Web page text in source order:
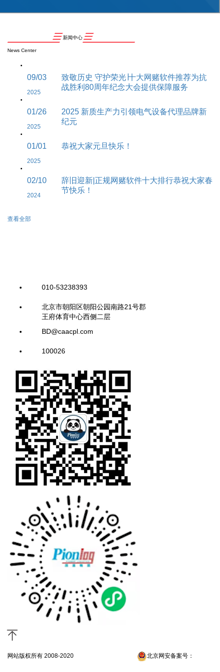
新闻中心
News Center
09/03
2025
致敬历史 守护荣光∣十大网赌软件推荐为抗
战胜利80周年纪念大会提供保障服务
01/26
2025
2025 新质生产力引领电气设备代理品牌新
纪元
01/01
2025
恭祝大家元旦快乐！
02/10
2024
辞旧迎新|正规网赌软件十大排行恭祝大家春
节快乐！
查看全部
010-53238393
北京市朝阳区朝阳公园南路21号郡
王府体育中心西侧二层
BD@caacpl.com
100026
网站版权所有 2008-2020 北京网安备案号：